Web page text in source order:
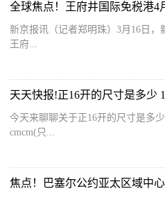
新京报讯（记者郑明珠）3月16日，
王府...
今天来聊聊关于正16开的尺寸是多
cmcm(只...
焦点！巴塞尔公约亚太区域中